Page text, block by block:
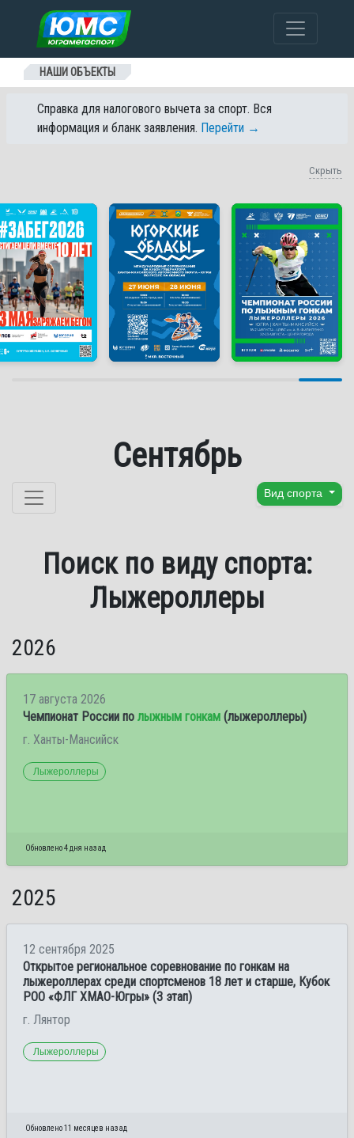
Перейти к содержанию
НАШИ ОБЪЕКТЫ
Справка для налогового вычета за спорт. Вся
информация и бланк заявления. Перейти →
Скрыть
Сентябрь
Перейти к содержанию Вид спорта
Поиск по виду спорта:
Лыжероллеры
2026
17 августа 2026
Чемпионат России по лыжным гонкам (лыжероллеры)
г. Ханты-Мансийск
Лыжероллеры
Обновлено 4 дня назад
2025
12 сентября 2025
Открытое региональное соревнование по гонкам на
лыжероллерах среди спортсменов 18 лет и старше, Кубок
РОО «ФЛГ ХМАО-Югры» (3 этап)
г. Лянтор
Лыжероллеры
Обновлено 11 месяцев назад